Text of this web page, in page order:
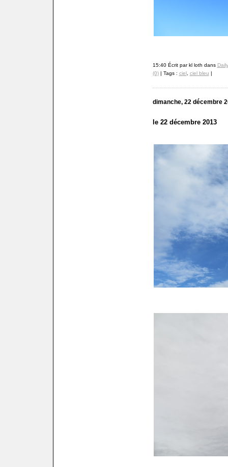
15:40 Écrit par kl loth dans
(0)| Tags : ciel, ciel bleu |
dimanche, 22 décembre
le 22 décembre 2013